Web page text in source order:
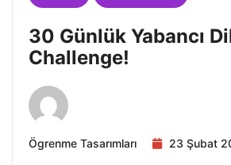
30 Günlük Yabancı
Challenge!
Ögrenme Tasarımları 23 Şubat